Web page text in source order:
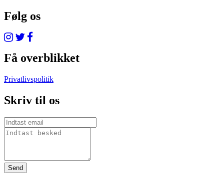
Følg os
Få overblikket
Privatlivspolitik
Skriv til os